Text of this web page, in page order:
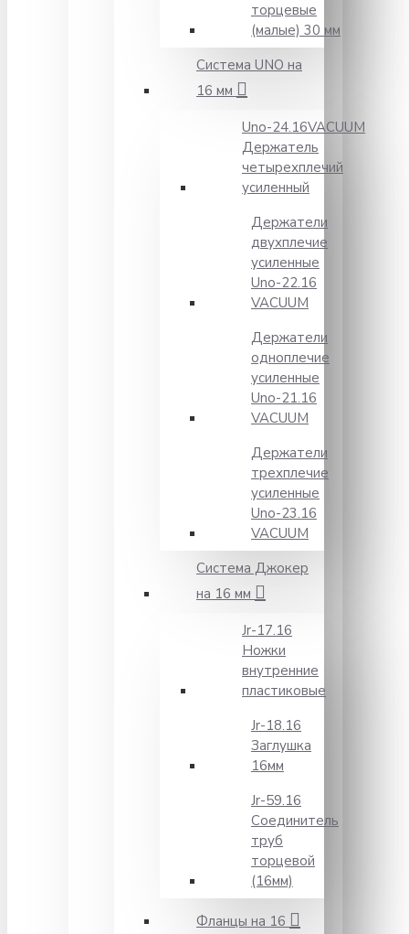
торцевые
(малые) 30 мм
Система UNO на
16 мм
Unо-24.16VACUUM
Держатель
четырехплечий
усиленный
Держатели
двухплечие
усиленные
Unо-22.16
VACUUM
Держатели
одноплечие
усиленные
Uno-21.16
VACUUM
Держатели
трехплечие
усиленные
Unо-23.16
VACUUM
Система Джокер
на 16 мм
Jr-17.16
Ножки
внутренние
пластиковые
Jr-18.16
Заглушка
16мм
Jr-59.16
Соединитель
труб
торцевой
(16мм)
Фланцы на 16